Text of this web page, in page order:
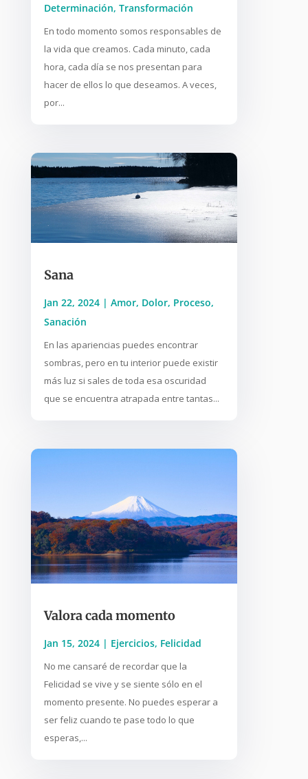
Determinación, Transformación
En todo momento somos responsables de
la vida que creamos. Cada minuto, cada
hora, cada día se nos presentan para
hacer de ellos lo que deseamos. A veces,
por...
Sana
Jan 22, 2024| Amor, Dolor, Proceso,
Sanación
En las apariencias puedes encontrar
sombras, pero en tu interior puede existir
más luz si sales de toda esa oscuridad
que se encuentra atrapada entre tantas...
Valora cada momento
Jan 15, 2024| Ejercicios, Felicidad
No me cansaré de recordar que la
Felicidad se vive y se siente sólo en el
momento presente. No puedes esperar a
ser feliz cuando te pase todo lo que
esperas,...